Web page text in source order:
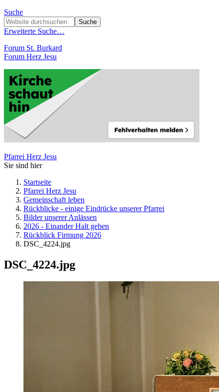
Suche
Erweiterte Suche…
Forum St. Burkard
Forum Herz Jesu
Pfarrei Herz Jesu
Sie sind hier
Startseite
Pfarrei Herz Jesu
Gemeinschaft leben
Rückblicke - einige Eindrücke unserer Pfarrei
Bilder unserer Anlässen
2026 - Einander Halt geben
Rückblick Firmung 2026
DSC_4224.jpg
DSC_4224.jpg